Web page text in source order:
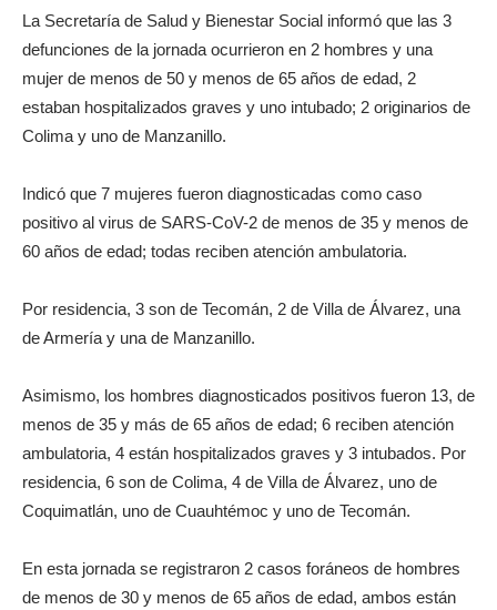
La Secretaría de Salud y Bienestar Social informó que las 3
defunciones de la jornada ocurrieron en 2 hombres y una
mujer de menos de 50 y menos de 65 años de edad, 2
estaban hospitalizados graves y uno intubado; 2 originarios de
Colima y uno de Manzanillo.
Indicó que 7 mujeres fueron diagnosticadas como caso
positivo al virus de SARS-CoV-2 de menos de 35 y menos de
60 años de edad; todas reciben atención ambulatoria.
Por residencia, 3 son de Tecomán, 2 de Villa de Álvarez, una
de Armería y una de Manzanillo.
Asimismo, los hombres diagnosticados positivos fueron 13, de
menos de 35 y más de 65 años de edad; 6 reciben atención
ambulatoria, 4 están hospitalizados graves y 3 intubados. Por
residencia, 6 son de Colima, 4 de Villa de Álvarez, uno de
Coquimatlán, uno de Cuauhtémoc y uno de Tecomán.
En esta jornada se registraron 2 casos foráneos de hombres
de menos de 30 y menos de 65 años de edad, ambos están